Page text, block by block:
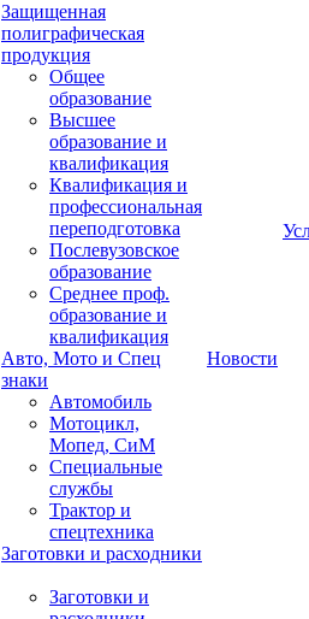
Защищенная
полиграфическая
продукция
Общее
образование
Высшее
образование и
квалификация
Квалификация и
профессиональная
переподготовка
Послевузовское
образование
Среднее проф.
образование и
квалификация
Авто, Мото и Спец
знаки
Автомобиль
Мотоцикл,
Мопед, СиМ
Специальные
службы
Трактор и
спецтехника
Заготовки и расходники
Заготовки и
Новости